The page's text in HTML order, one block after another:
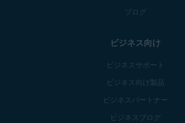
ブログ
ビジネス向け
ビジネスサポート
ビジネス向け製品
ビジネスパートナー
ビジネスブログ